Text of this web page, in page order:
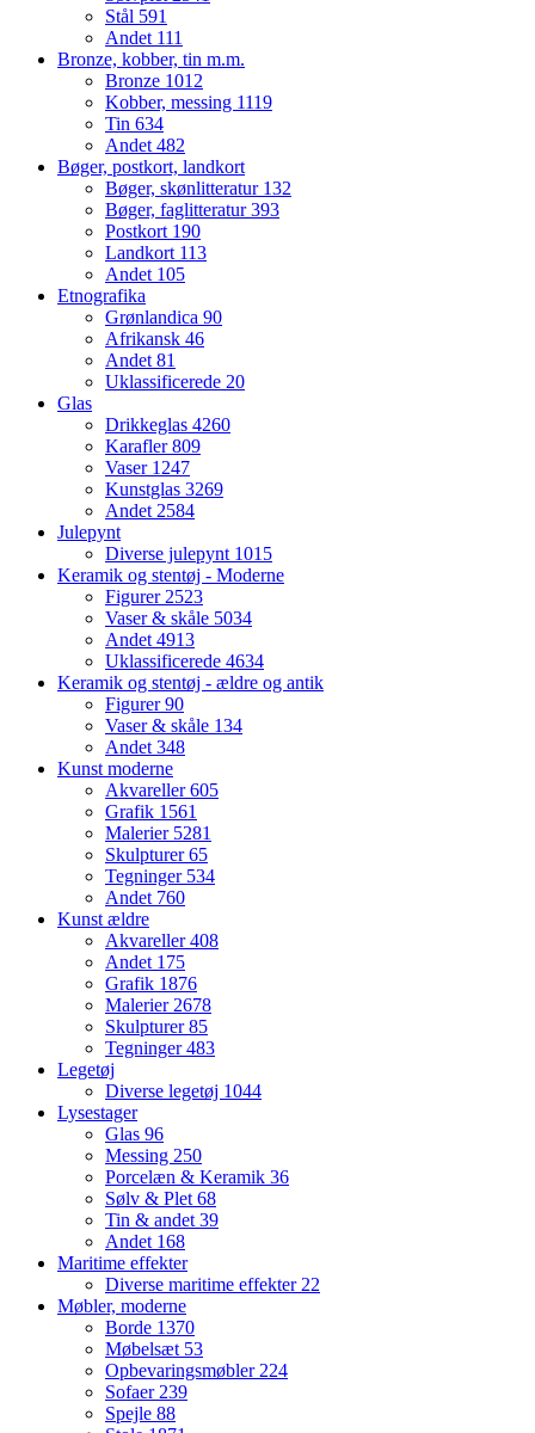
Stål 591
Andet 111
Bronze, kobber, tin m.m.
Bronze 1012
Kobber, messing 1119
Tin 634
Andet482
Bøger, postkort, landkort
Bøger, skønlitteratur 132
Bøger, faglitteratur393
Postkort 190
Landkort 113
Andet 105
Etnografika
Grønlandica 90
Afrikansk 46
Andet81
Uklassificerede 20
Glas
Drikkeglas 4260
Karafler809
Vaser 1247
Kunstglas 3269
Andet2584
Julepynt
Diverse julepynt 1015
Keramik og stentøj - Moderne
Figurer2523
Vaser & skåle 5034
Andet4913
Uklassificerede 4634
Keramik og stentøj - ældre og antik
Figurer90
Vaser & skåle 134
Andet348
Kunst moderne
Akvareller605
Grafik 1561
Malerier 5281
Skulpturer65
Tegninger 534
Andet 760
Kunst ældre
Akvareller408
Andet 175
Grafik 1876
Malerier2678
Skulpturer85
Tegninger483
Legetøj
Diverse legetøj 1044
Lysestager
Glas 96
Messing 250
Porcelæn & Keramik 36
Sølv & Plet68
Tin & andet39
Andet 168
Maritime effekter
Diverse maritime effekter22
Møbler, moderne
Borde 1370
Møbelsæt 53
Opbevaringsmøbler224
Sofaer239
Spejle 88